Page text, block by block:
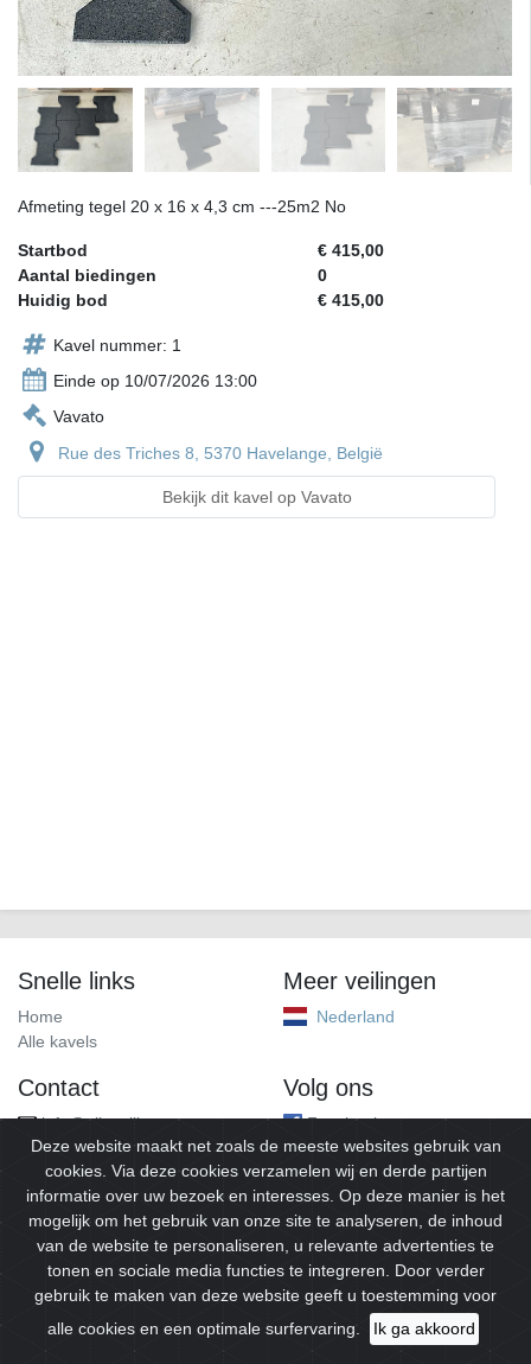
Afmeting tegel 20 x 16 x 4,3 cm ---25m2 No
Startbod
€ 415,00
Aantal biedingen
0
Huidig bod
€ 415,00
Kavel nummer: 1
Einde op 10/07/2026 13:00
Vavato
Rue des Triches 8, 5370 Havelange, België
Bekijk dit kavel op Vavato
Snelle links
Home
Alle kavels
Meer veilingen
Nederland
Contact
info@alleveilingen.net
Volg ons
Facebook
© 2026Alleveilingen.Alle rechten voorbehouden.
Deze website maakt net zoals de meeste websites gebruik van
cookies. Via deze cookies verzamelen wij en derde partijen
informatie over uw bezoek en interesses. Op deze manier is het
mogelijk om het gebruik van onze site te analyseren, de inhoud
van de website te personaliseren, u relevante advertenties te
tonen en sociale media functies te integreren. Door verder
gebruik te maken van deze website geeft u toestemming voor
alle cookies en een optimale surfervaring.
Ik ga akkoord